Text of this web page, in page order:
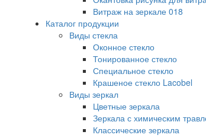
Витраж на зеркале 018
Каталог продукции
Виды стекла
Оконное стекло
Тонированное стекло
Специальное стекло
Крашеное стекло Lacobel
Виды зеркал
Цветные зеркала
Зеркала с химическим
Классические зеркала